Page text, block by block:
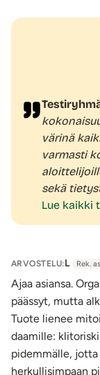
laitteet
Lataa
Työnnä
laitteeseen,
Lataamisen
on täysi, valo
Käytä
vesipohjaista
saippuavedellä
tarkoitetulla
ja suoralta
Tuotetiedot:
Materiaali:
Kokopituus:
Kantaosan
värinä
varmasti
sekä
Lue kaikki
ARVOSTELU:L Rek.
Ajaa asiansa.
päässyt, mutta
Tuote lienee
daamille:
pidemmälle, jotta
herkullisimpaan